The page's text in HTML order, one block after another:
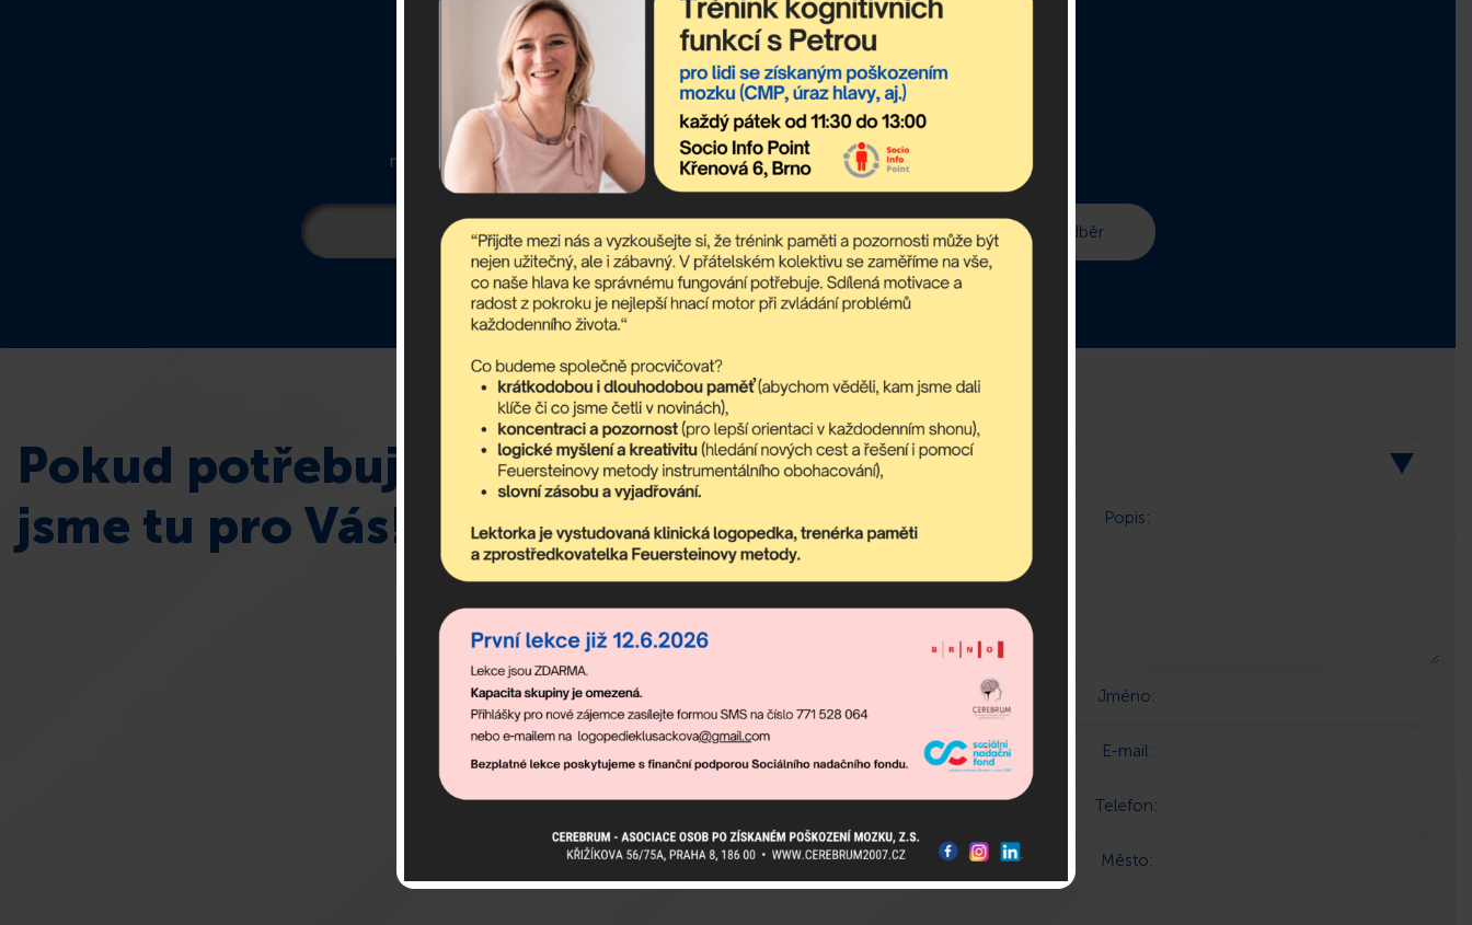
Odebírejte newsletter!
newsletter obsahuje nejaktuálnější nadcházející akce komunitního centra a dění v asociaci.
Pokud potřebujete poradit,
jsme tu pro Vás!
Popis:
Jméno:
E-mail:
Telefon:
Město: